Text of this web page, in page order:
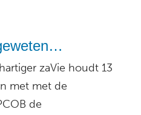
zaVie houdt 13
met met de
de